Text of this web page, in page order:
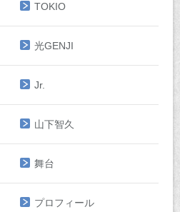
TOKIO
光GENJI
Jr.
山下智久
舞台
プロフィール